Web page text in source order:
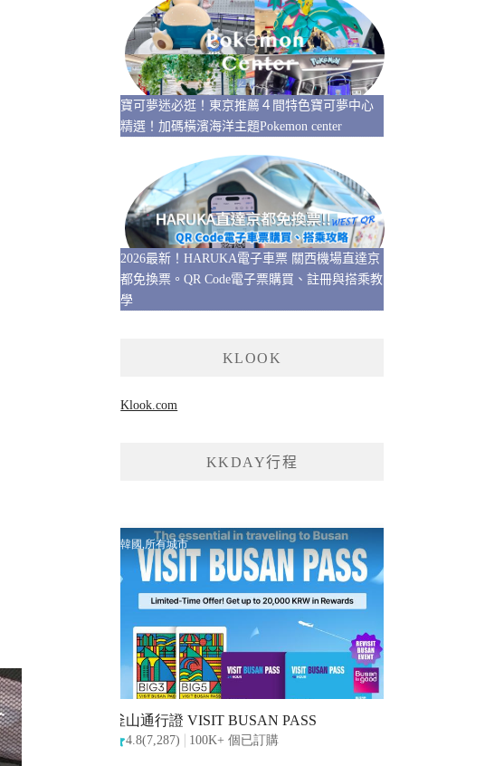
寶可夢迷必逛！東京推薦４間特色寶可夢中心
精選！加碼橫濱海洋主題Pokemon center
2026最新！HARUKA電子車票 關西機場直達京
都免換票。QR Code電子票購買、註冊與搭乘教
學
KLOOK
Klook.com
KKDAY行程